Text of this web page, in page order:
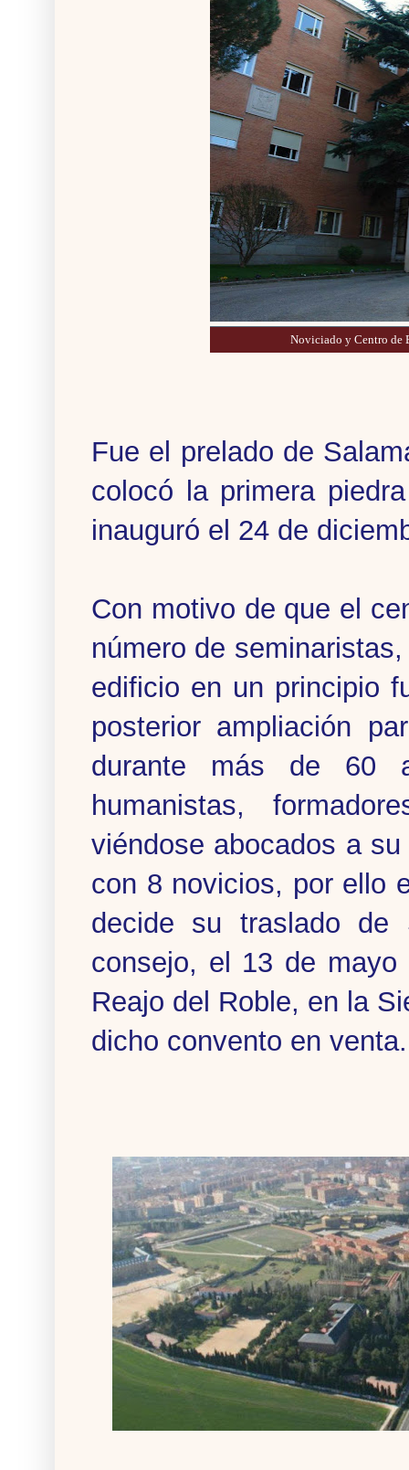
Noviciado y Centro de
Fue el prelado de
colocó la primera
inauguró el 24 de
Con motivo de que el
número de
edificio en un principio
posterior ampliación
durante más de 60
humanistas,
viéndose abocados a
con 8 novicios, por ello
decide su traslado de
consejo, el 13 de
Reajo del Roble, en la
dicho convento en venta.